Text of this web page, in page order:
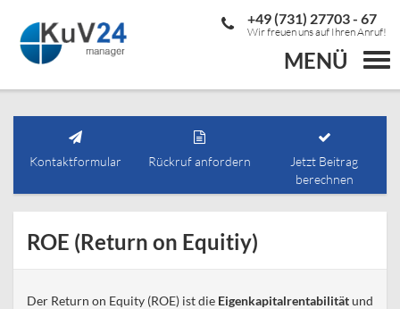
MENÜ
+49 (731) 27703 - 67
Wir freuen uns auf Ihren Anruf!
Kontaktformular Rückruf anfordern
Jetzt Beitrag
berechnen
ROE (Return on Equitiy)
Der Return on Equity (ROE) ist die Eigenkapitalrentabilitätund